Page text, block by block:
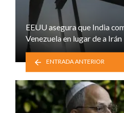
EEUU asegura que India
Venezuela en lugar de a Irán
ENTRADA ANTERIOR